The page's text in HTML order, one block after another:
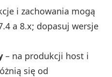
i zachowania mogą
a 8.x; dopasuj wersje
– na produkcji host i
się od